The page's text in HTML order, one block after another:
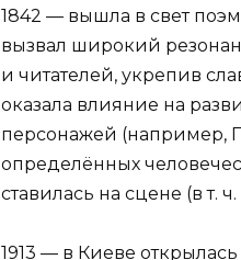
1842 — вышла в свет
вызвал широкий
и читателей, укрепив
оказала влияние на
персонажей (например,
определённых
ставилась на сцене (в т.
1913 — в Киеве